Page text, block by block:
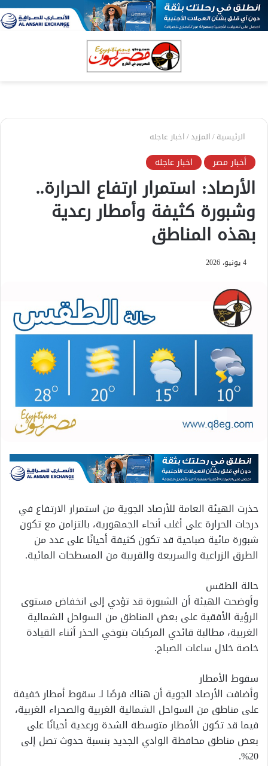
الرئيسية/المزيد/اخبار عاجله
أخبار مصر اخبار عاجله
الأرصاد: استمرار ارتفاع الحرارة..
وشبورة كثيفة وأمطار رعدية
بهذه المناطق
4 يونيو، 2026
حذرت الهيئة العامة للأرصاد الجوية من استمرار الارتفاع في
درجات الحرارة على أغلب أنحاء الجمهورية، بالتزامن مع تكون
شبورة مائية صباحية قد تكون كثيفة أحيانًا على عدد من
الطرق الزراعية والسريعة والقريبة من المسطحات المائية.
حالة الطقس
وأوضحت الهيئة أن الشبورة قد تؤدي إلى انخفاض مستوى
الرؤية الأفقية على بعض المناطق من السواحل الشمالية
الغربية، مطالبة قائدي المركبات بتوخي الحذر أثناء القيادة
خاصة خلال ساعات الصباح.
سقوط الأمطار
وأضافت الأرصاد الجوية أن هناك فرصًا لـ سقوط أمطار خفيفة
على مناطق من السواحل الشمالية الغربية والصحراء الغربية،
فيما قد تكون الأمطار متوسطة الشدة ورعدية أحيانًا على
بعض مناطق محافظة الوادي الجديد بنسبة حدوث تصل إلى
20%.